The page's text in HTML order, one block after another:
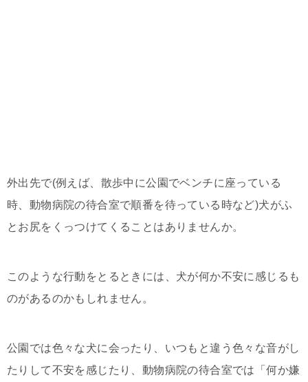
外出先で(例えば、散歩中に公園でベンチに座っている
時、動物病院の待合室で順番を待っている時など)犬がふ
とお尻をくっつけてくることはありませんか。
このような行動をとるときには、犬が何か不安に感じるも
のがあるのかもしれません。
公園では色々な犬に会ったり、いつもと違う色々な音がし
たりして不安を感じたり、動物病院の待合室では「何か嫌